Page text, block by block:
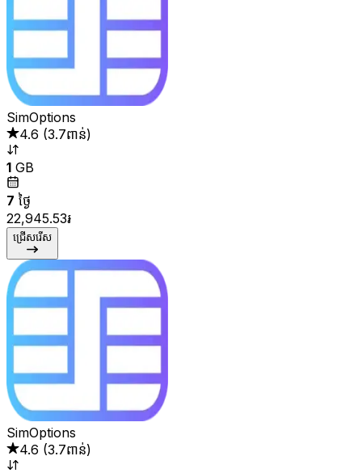
SimOptions
4.6 (3.7ពាន់)
1 GB
7 ថ្ងៃ
22,945.53៛
ជ្រើសរើស
SimOptions
4.6 (3.7ពាន់)